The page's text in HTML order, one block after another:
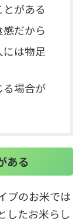
がある
だから
は物足
る場合が
ある
プのお米では
したお米らし